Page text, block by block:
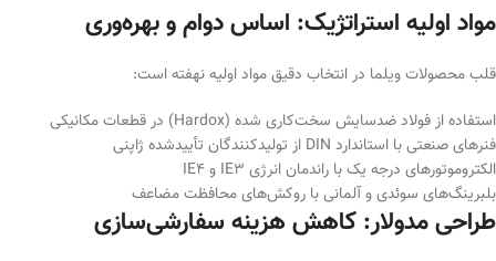
مواد اولیه استراتژیک: اساس دوام و بهره‌وری
قلب محصولات ویلما در انتخاب دقیق مواد اولیه نهفته است:
استفاده از فولاد ضدسایش سخت‌کاری شده (Hardox) در قطعات مکانیکی
فنرهای صنعتی با استاندارد DIN از تولیدکنندگان تأییدشده ژاپنی
الکتروموتورهای درجه یک با راندمان انرژی IE3 و IE4
بلبرینگ‌های سوئدی و آلمانی با روکش‌های محافظت مضاعف
طراحی مدولار: کاهش هزینه سفارشی‌سازی